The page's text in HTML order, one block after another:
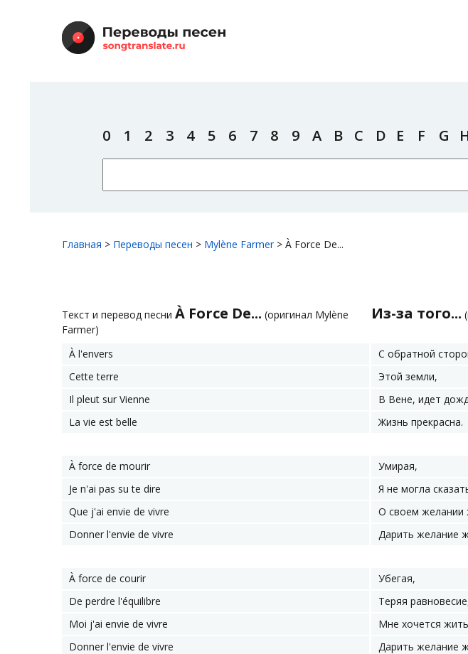
0 1 2 3 4 5 6 7 8 9 A B C D E F G
Главная > Переводы песен > Mylène Farmer> À Force De...
Текст и перевод песни À Force De... (оригинал Mylène
Farmer)
Из-за того...
À l'envers
С обратной
Cette terre
Этой земли,
Il pleut sur Vienne
В Вене, идет
La vie est belle
Жизнь прекрасна.
À force de mourir
Умирая,
Je n'ai pas su te dire
Я не могла
Que j'ai envie de vivre
О своем желании
Donner l'envie de vivre
Дарить желание
À force de courir
Убегая,
De perdre l'équilibre
Теряя
Moi j'ai envie de vivre
Мне хочется
Donner l'envie de vivre
Дарить желание